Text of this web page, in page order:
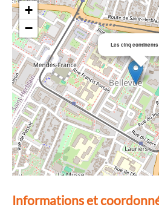
Les cinq continents
+
−
Informations et